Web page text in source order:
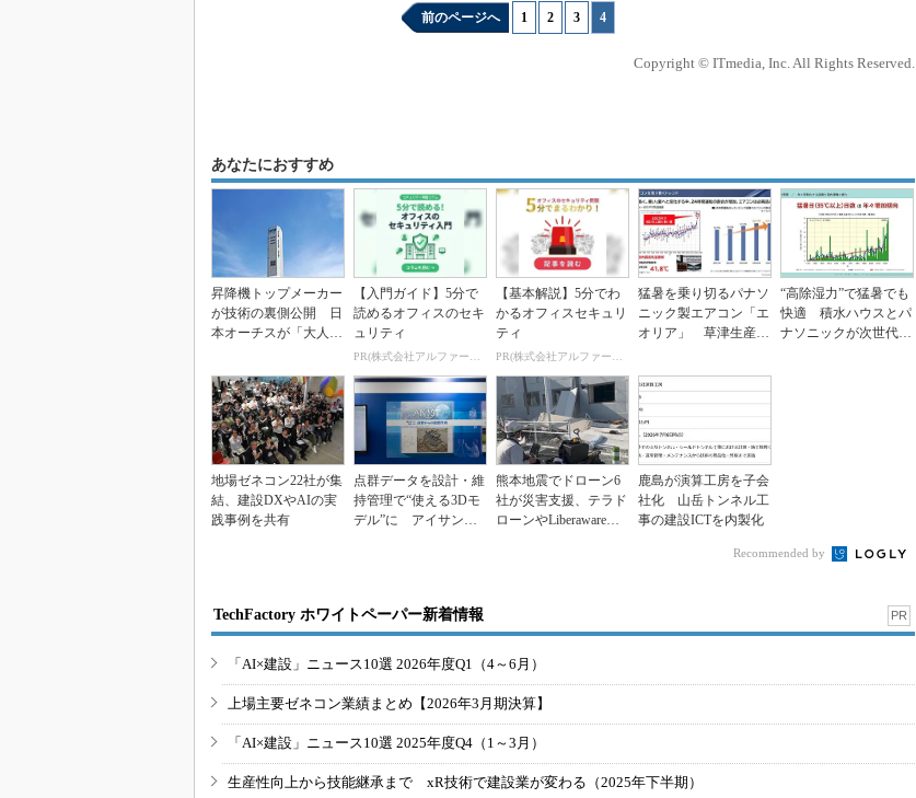
前のページへ 1 2 3 4
Copyright © ITmedia, Inc. All Rights Reserved.
あなたにおすすめ
昇降機トップメーカー
が技術の裏側公開 日
本オーチスが「大人の
【入門ガイド】5分で
読めるオフィスのセキ
ュリティ
PR(株式会社アルファーテクノ)
【基本解説】5分でわ
かるオフィスセキュリ
ティ
PR(株式会社アルファーテクノ)
猛暑を乗り切るパナソ
ニック製エアコン「エ
オリア」 草津生産ラ
“高除湿力”で猛暑でも
快適 積水ハウスとパ
ナソニックが次世代空
地場ゼネコン22社が集
結、建設DXやAIの実
践事例を共有
点群データを設計・維
持管理で“使える3Dモ
デル”に アイサンテ
熊本地震でドローン6
社が災害支援、テラド
ローンやLiberawareら
鹿島が演算工房を子会
社化 山岳トンネル工
事の建設ICTを内製化
Recommended by
TechFactory ホワイトペーパー新着情報 PR
「AI×建設」ニュース10選 2026年度Q1（4～6月）
上場主要ゼネコン業績まとめ【2026年3月期決算】
「AI×建設」ニュース10選 2025年度Q4（1～3月）
生産性向上から技能継承まで xR技術で建設業が変わる（2025年下半期）